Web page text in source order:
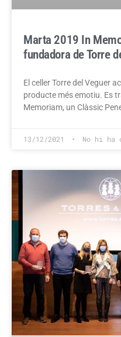
Marta 2019 In
fundadora de Torre
El celler Torre del Veguer
producte més emotiu. Es
Memoriam, un Clàssic
13/12/2021 No hi ha